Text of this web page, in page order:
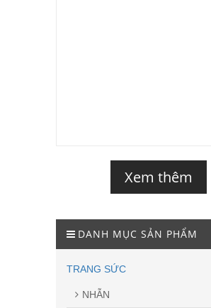
Xem thêm
DANH MỤC SẢN PHẨM
TRANG SỨC
NHẪN